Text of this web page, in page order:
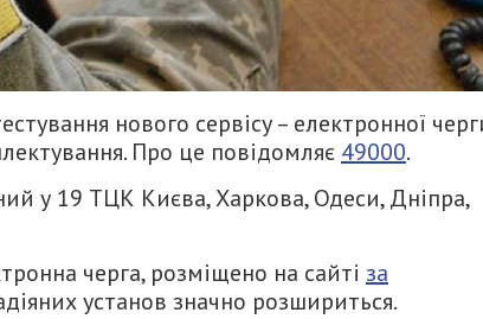
нового сервісу – електронної
Про це повідомляє 49000.
у 19 ТЦК Києва, Харкова, Одеси, Дніпра,
черга, розміщено на сайті за
установ значно розшириться.